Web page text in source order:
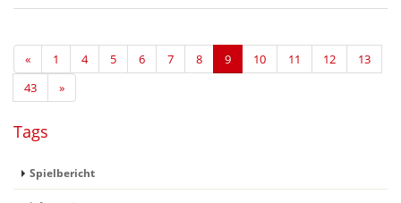
« 1 4 5 6 7 8 9 10 11 12
13
43
»
Tags
Spielbericht